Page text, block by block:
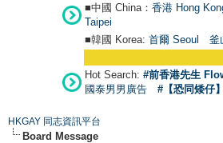
■中國 China： 香港 Hong
Taipei
■韓國 Korea: 首爾 Seoul 釜
Hot Search: #前香港先生
國泰男男廣告
#【恐同矮仔
HKGAY 同志資訊平台
Board Message